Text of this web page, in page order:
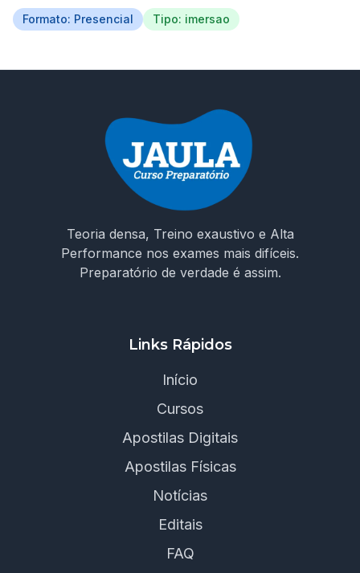
Formato: Presencial Tipo: imersao
Teoria densa, Treino exaustivo e Alta
Performance nos exames mais difíceis.
Preparatório de verdade é assim.
Links Rápidos
Início
Cursos
Apostilas Digitais
Apostilas Físicas
Notícias
Editais
FAQ